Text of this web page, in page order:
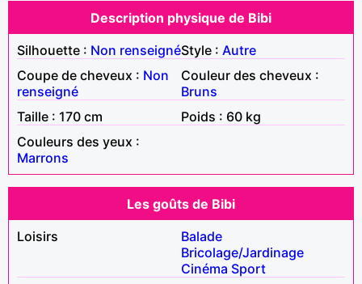
Description physique de Bibi
Silhouette : Non renseignéStyle : Autre
Coupe de cheveux : Non
renseigné
Couleur des cheveux :
Bruns
Taille : 170 cm
Poids : 60 kg
Couleurs des yeux :
Marrons
Les goûts de Bibi
Loisirs
Balade
Bricolage/Jardinage
Cinéma Sport